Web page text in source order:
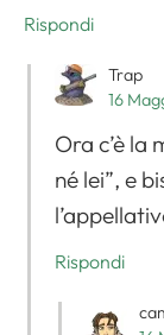
Rispondi
Trap
16
Ora c’è la
né lei”, e
Rispondi